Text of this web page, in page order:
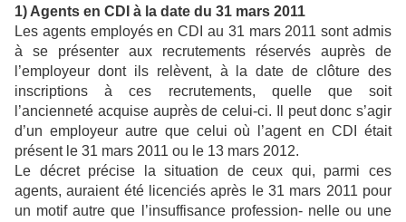
1) Agents en CDI à la date du 31 mars 2011
Les agents employés en CDI au 31 mars 2011 sont admis
à se présenter aux recrutements réservés auprès de
l’employeur dont ils relèvent, à la date de clôture des
inscriptions à ces recrutements, quelle que soit
l’ancienneté acquise auprès de celui-ci. Il peut donc s’agir
d’un employeur autre que celui où l’agent en CDI était
présent le 31 mars 2011 ou le 13 mars 2012.
Le décret précise la situation de ceux qui, parmi ces
agents, auraient été licenciés après le 31 mars 2011 pour
un motif autre que l’insuffisance profession- nelle ou une